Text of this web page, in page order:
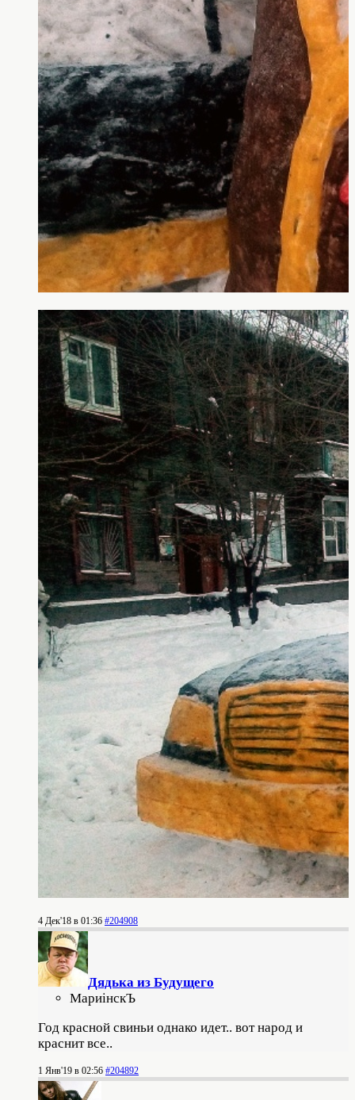
4 Дек'18 в 01:36 #204908
Дядька из Будущего
МариiнскЪ
Год красной свиньи однако идет.. вот народ и
краснит все..
1 Янв'19 в 02:56 #204892